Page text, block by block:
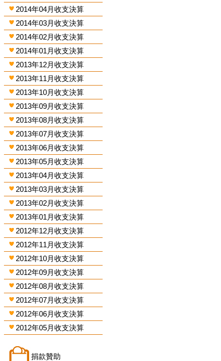
2014年04月收支決算
2014年03月收支決算
2014年02月收支決算
2014年01月收支決算
2013年12月收支決算
2013年11月收支決算
2013年10月收支決算
2013年09月收支決算
2013年08月收支決算
2013年07月收支決算
2013年06月收支決算
2013年05月收支決算
2013年04月收支決算
2013年03月收支決算
2013年02月收支決算
2013年01月收支決算
2012年12月收支決算
2012年11月收支決算
2012年10月收支決算
2012年09月收支決算
2012年08月收支決算
2012年07月收支決算
2012年06月收支決算
2012年05月收支決算
捐款贊助